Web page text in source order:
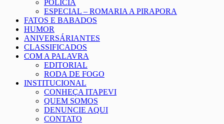
POLÍCIA
ESPECIAL – ROMARIA A PIRAPORA
FATOS E BABADOS
HUMOR
ANIVERSÁRIANTES
CLASSIFICADOS
COM A PALAVRA
EDITORIAL
RODA DE FOGO
INSTITUCIONAL
CONHEÇA ITAPEVI
QUEM SOMOS
DENUNCIE AQUI
CONTATO